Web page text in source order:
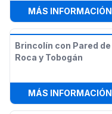
MÁS INFORMACIÓN:
Brincolín con Pared de
Roca y Tobogán
MÁS INFORMACIÓN: